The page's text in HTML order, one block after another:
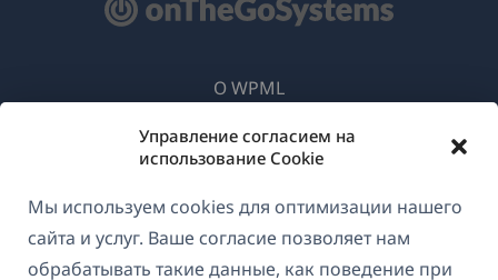
Управление согласием на
использование Cookie
Мы используем cookies для оптимизации нашего
сайта и услуг. Ваше согласие позволяет нам
обрабатывать такие данные, как поведение при
О WPML
GDPR и политика конфиденциальности
Присоединяйтесь к нашей команде
в
новом
окне)
(открывается
в
новом
(открывается
в
новом
(открывается
в
новом